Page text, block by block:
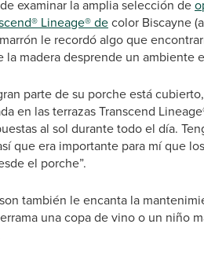
examinar la amplia selección de
Lineage® decolor Biscayne
le recordó algo que
la madera desprende un ambiente
parte de su porche está
en las terrazas Transcend
al sol durante todo el día.
que era importante para mí que
el porche”.
también le encanta la
una copa de vino o un niño